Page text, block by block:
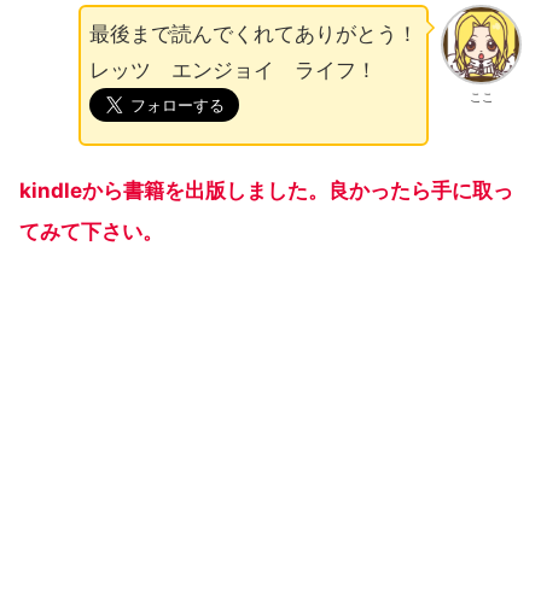
ここ
最後まで読んでくれてありがとう！
レッツ エンジョイ ライフ！
kindleから書籍を出版しました。良かったら手に取っ
てみて下さい。